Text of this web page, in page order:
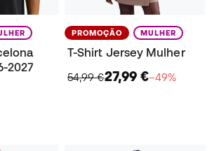
2027
PROMOÇÃO MULHER
T-Shirt Jersey Mulher
54,99 €27,99 €−49%